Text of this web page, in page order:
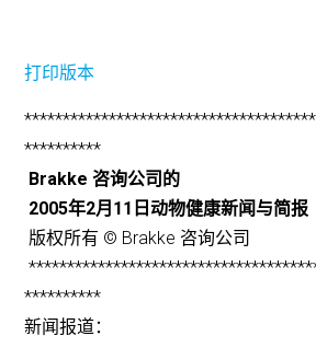
打印版本
**********
Brakke 咨询公司的
2005年2月11日动物健康新闻与简报
版权所有 © Brakke 咨询公司
**********
新闻报道：